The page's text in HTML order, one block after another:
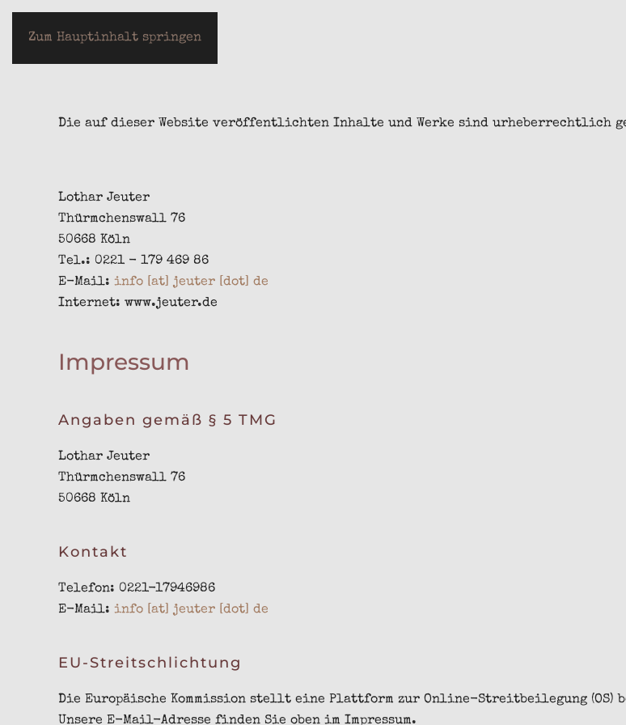
Zum Hauptinhalt springen
Die auf dieser Website veröffentlichten Inhalte und Werke sind urheberrechtlich
Lothar Jeuter
Thürmchenswall 76
50668 Köln
Tel.: 0221 - 179 469 86
E-Mail: info [at] jeuter [dot] de
Internet: www.jeuter.de
Impressum
Angaben gemäß § 5 TMG
Lothar Jeuter
Thürmchenswall 76
50668 Köln
Kontakt
Telefon: 0221-17946986
E-Mail: info [at] jeuter [dot] de
EU-Streitschlichtung
Die Europäische Kommission stellt eine Plattform zur Online-Streitbeilegung (OS)
Unsere E-Mail-Adresse finden Sie oben im Impressum.